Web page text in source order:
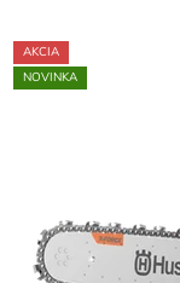
AKCIA
NOVINKA